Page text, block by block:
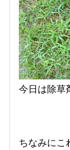
今日は除草
ちなみにこ